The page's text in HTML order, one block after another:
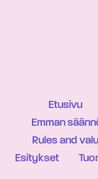
Etusivu
Emman
Rules and
Esitykset